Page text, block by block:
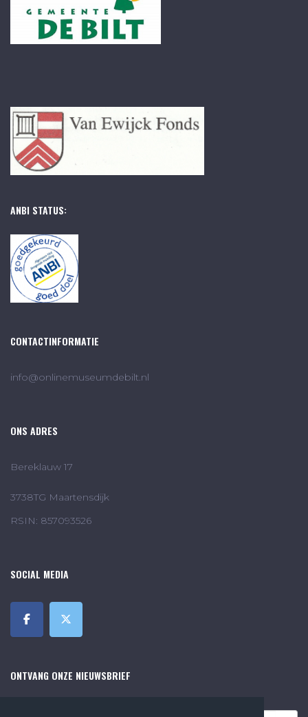
ANBI STATUS:
CONTACTINFORMATIE
info@onlinemuseumdebilt.nl
ONS ADRES
Bereklauw 17
3738TG Maartensdijk
RSIN: 857093526
SOCIAL MEDIA
ONTVANG ONZE NIEUWSBRIEF